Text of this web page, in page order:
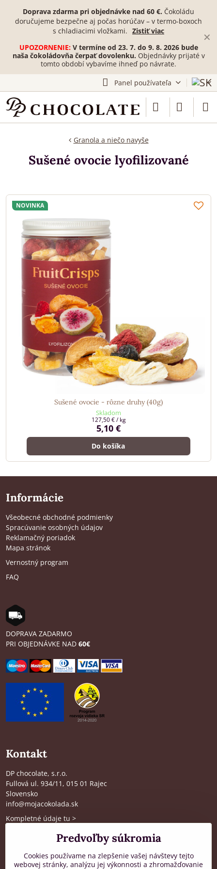
✕
Doprava zdarma pri objednávke nad 60 €. Čokoládu
doručujeme bezpečne aj počas horúčav – v termo-boxoch
s chladiacimi vložkami. Zistiť viac
UPOZORNENIE:V termíne od 23. 7. do 9. 8. 2026 bude
naša čokoládovňa čerpať dovolenku. Objednávky prijaté v
tomto období vybavíme ihneď po návrate.
Panel používateľa
Granola a niečo navyše
Sušené ovocie lyofilizované
NOVINKA
Sušené ovocie - rôzne druhy (40g)
Skladom
5,10 €
127,50 €/ kg
Do košíka
Informácie
Všeobecné obchodné podmienky
Spracúvanie osobných údajov
Reklamačný poriadok
Mapa stránok
Vernostný program
FAQ
DOPRAVA ZADARMO
PRI OBJEDNÁVKE NAD 60€
Kontakt
DP chocolate, s.r.o.
Fullová ul. 934/11, 015 01 Rajec
Slovensko
info@mojacokolada.sk
Kompletné údaje tu >
Kde nás nájdete
Predvoľby súkromia
Cookies používame na zlepšenie vašej návštevy tejto
webovej stránky, analýzu jej výkonnosti a zhromažďovanie